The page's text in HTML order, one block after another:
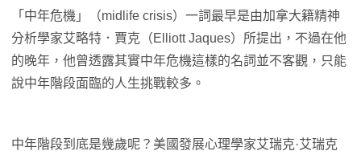
「中年危機」（midlife crisis）一詞最早是由加拿大籍精神
分析學家艾略特．賈克（Elliott Jaques）所提出，不過在他
的晚年，他曾透露其實中年危機這樣的名詞並不客觀，只能
說中年階段面臨的人生挑戰較多。
中年階段到底是幾歲呢？美國發展心理學家艾瑞克·艾瑞克